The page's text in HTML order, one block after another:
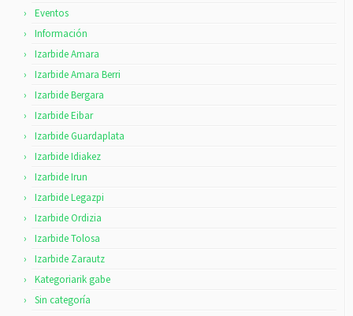
Eventos
Información
Izarbide Amara
Izarbide Amara Berri
Izarbide Bergara
Izarbide Eibar
Izarbide Guardaplata
Izarbide Idiakez
Izarbide Irun
Izarbide Legazpi
Izarbide Ordizia
Izarbide Tolosa
Izarbide Zarautz
Kategoriarik gabe
Sin categoría